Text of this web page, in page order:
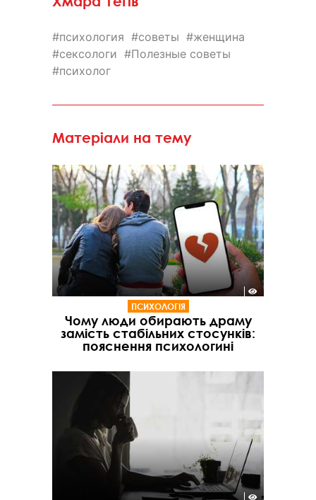
психология советы
женщина
сексологи
Полезные советы
психолог
Матеріали на тему
ПСИХОЛОГІЯ
Чому люди обирають драму
замість стабільних стосунків:
пояснення психологині